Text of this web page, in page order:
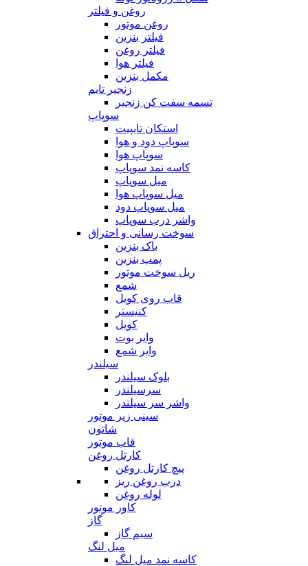
روغن و فیلتر
روغن موتور
فیلتر بنزین
فیلتر روغن
فیلتر هوا
مکمل بنزین
زنجیر تایم
تسمه سفت کن زنجیر
سوپاپ
استکان تایپیت
سوپاپ دود و هوا
سوپاپ هوا
کاسه نمد سوپاپ
میل سوپاپ
میل سوپاپ هوا
میل سوپاپ دود
واشر درب سوپاپ
سوخت رسانی و احتراق
باک بنزین
پمپ بنزین
ریل سوخت موتور
شمع
قاب روی کویل
کنیستر
کویل
وایر بوت
وایر شمع
سیلندر
بلوک سیلندر
سرسیلندر
واشر سر سیلندر
سینی زیر موتور
شاتون
قاب موتور
کارتل روغن
پیچ کارتل روغن
درب روغن ریز
لوله روغن
کاور موتور
گاز
سیم گاز
میل لنگ
کاسه نمد میل لنگ